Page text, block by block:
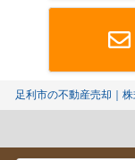
足利市の不動産売却｜